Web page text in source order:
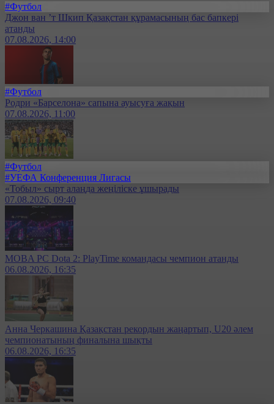
#Футбол
Джон ван ’т Шкип Қазақстан құрамасының бас бапкері
атанды
07.08.2026, 14:00
#Футбол
Родри «Барселона» сапына ауысуға жақын
07.08.2026, 11:00
#Футбол
#УЕФА Конференция Лигасы
«Тобыл» сырт алаңда жеңіліске ұшырады
07.08.2026, 09:40
MOBA PC Dota 2: PlayTime командасы чемпион атанды
06.08.2026, 16:35
Анна Черкашина Қазақстан рекордын жаңартып, U20 әлем
чемпионатының финалына шықты
06.08.2026, 16:35